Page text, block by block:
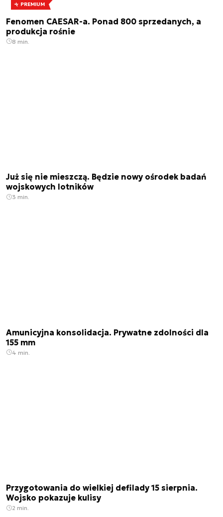
PREMIUM
Fenomen CAESAR-a. Ponad 800 sprzedanych, a
produkcja rośnie
8 min.
Już się nie mieszczą. Będzie nowy ośrodek badań
wojskowych lotników
3 min.
Amunicyjna konsolidacja. Prywatne zdolności dla
155 mm
4 min.
Przygotowania do wielkiej defilady 15 sierpnia.
Wojsko pokazuje kulisy
2 min.